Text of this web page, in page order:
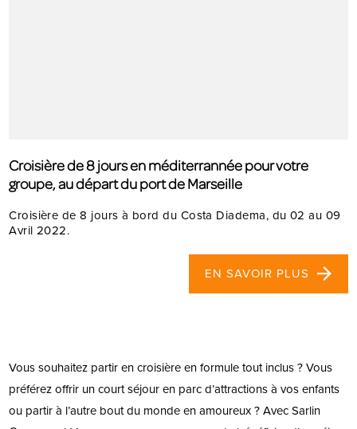
Croisière de 8 jours en méditerrannée pour votre
groupe, au départ du port de Marseille
Croisière de 8 jours à bord du Costa Diadema, du 02 au 09
Avril 2022.
EN SAVOIR PLUS
Vous souhaitez partir en croisière en formule tout inclus ? Vous
préférez offrir un court séjour en parc d’attractions à vos enfants
ou partir à l’autre bout du monde en amoureux ? Avec Sarlin